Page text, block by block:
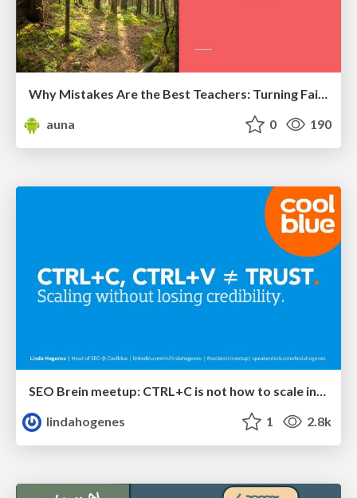
Why Mistakes Are the Best Teachers: Turning Failure into a Pathway for Growth
auna
0 190
lindahogenes
1 2.8k